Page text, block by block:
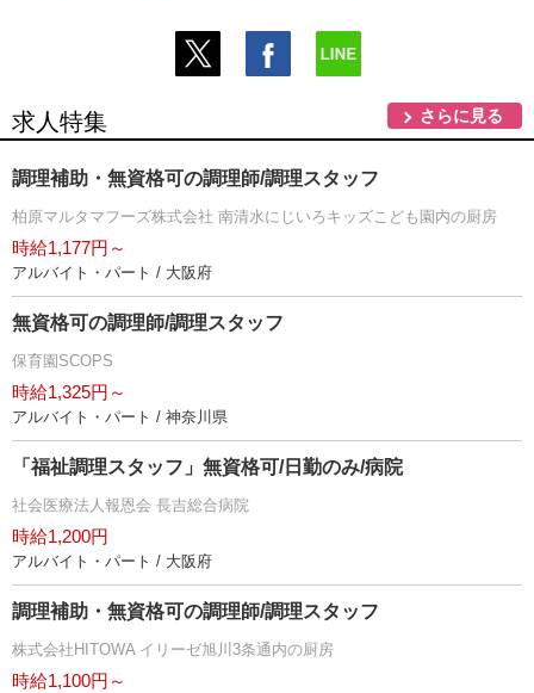
求人特集 さらに見る
調理補助・無資格可の調理師/調理スタッフ
柏原マルタマフーズ株式会社 南清水にじいろキッズこども園内の厨房
時給1,177円～
アルバイト・パート / 大阪府
無資格可の調理師/調理スタッフ
保育園SCOPS
時給1,325円～
アルバイト・パート / 神奈川県
「福祉調理スタッフ」無資格可/日勤のみ/病院
社会医療法人報恩会 長吉総合病院
時給1,200円
アルバイト・パート / 大阪府
調理補助・無資格可の調理師/調理スタッフ
株式会社HITOWA イリーゼ旭川3条通内の厨房
時給1,100円～